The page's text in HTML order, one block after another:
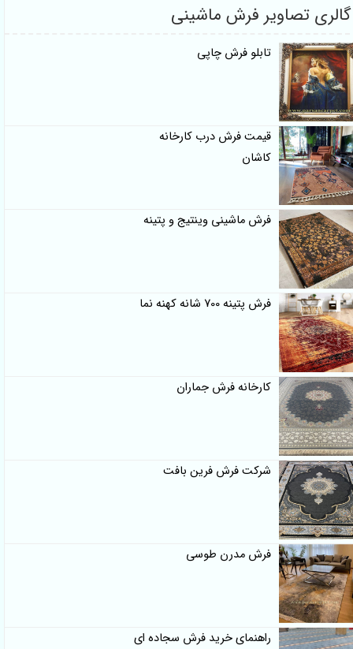
گالری تصاویر فرش ماشینی
تابلو فرش چاپی
قیمت فرش درب کارخانه
کاشان
فرش ماشینی وینتیج و پتینه
فرش پتینه 700 شانه کهنه نما
کارخانه فرش جماران
شرکت فرش فرین بافت
فرش مدرن طوسی
راهنمای خرید فرش سجاده ای